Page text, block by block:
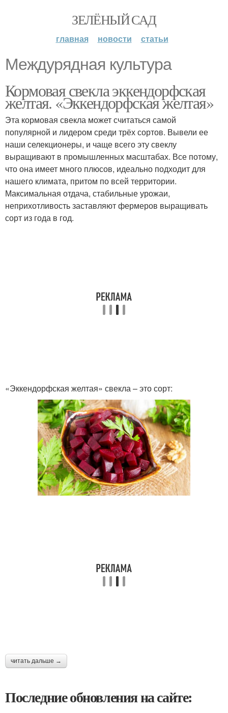
ЗЕЛЁНЫЙ САД
главная новости статьи
Междурядная культура
Кормовая свекла эккендорфская
желтая. «Эккендорфская желтая»
Эта кормовая свекла может считаться самой
популярной и лидером среди трёх сортов. Вывели ее
наши селекционеры, и чаще всего эту свеклу
выращивают в промышленных масштабах. Все потому,
что она имеет много плюсов, идеально подходит для
нашего климата, притом по всей территории.
Максимальная отдача, стабильные урожаи,
неприхотливость заставляют фермеров выращивать
сорт из года в год.
«Эккендорфская желтая» свекла – это сорт:
читать дальше →
Последние обновления на сайте: